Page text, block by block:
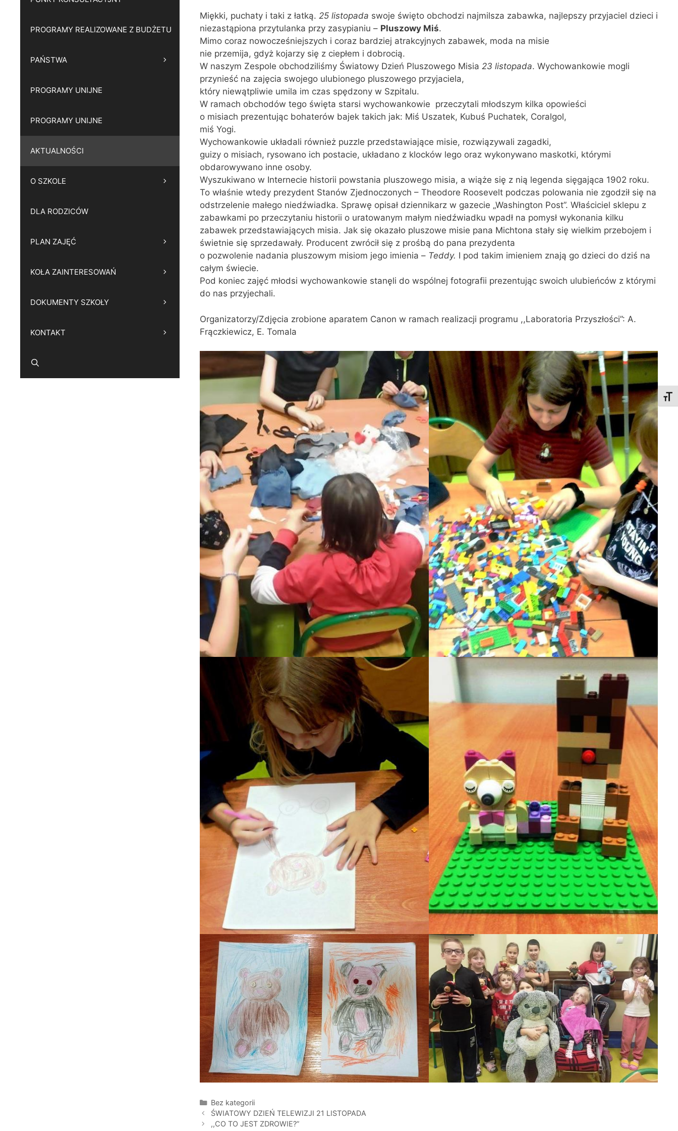
Miękki, puchaty i taki z łatką. 25 listopada swoje święto obchodzi najmilsza zabawka, najlepszy przyjaciel dzieci i
niezastąpiona przytulanka przy zasypianiu – Pluszowy Miś.
Mimo coraz nowocześniejszych i coraz bardziej atrakcyjnych zabawek, moda na misie
nie przemija, gdyż kojarzy się z ciepłem i dobrocią.
W naszym Zespole obchodziliśmy Światowy Dzień Pluszowego Misia 23 listopada. Wychowankowie mogli
przynieść na zajęcia swojego ulubionego pluszowego przyjaciela,
który niewątpliwie umila im czas spędzony w Szpitalu.
W ramach obchodów tego święta starsi wychowankowie przeczytali młodszym kilka opowieści
o misiach prezentując bohaterów bajek takich jak: Miś Uszatek, Kubuś Puchatek, Coralgol,
miś Yogi.
Wychowankowie układali również puzzle przedstawiające misie, rozwiązywali zagadki,
guizy o misiach, rysowano ich postacie, układano z klocków lego oraz wykonywano maskotki, którymi
obdarowywano inne osoby.
Wyszukiwano w Internecie historii powstania pluszowego misia, a wiąże się z nią legenda sięgająca 1902 roku.
To właśnie wtedy prezydent Stanów Zjednoczonych – Theodore Roosevelt podczas polowania nie zgodził się na
odstrzelenie małego niedźwiadka. Sprawę opisał dziennikarz w gazecie „Washington Post”. Właściciel sklepu z
zabawkami po przeczytaniu historii o uratowanym małym niedźwiadku wpadł na pomysł wykonania kilku
zabawek przedstawiających misia. Jak się okazało pluszowe misie pana Michtona stały się wielkim przebojem i
świetnie się sprzedawały. Producent zwrócił się z prośbą do pana prezydenta
o pozwolenie nadania pluszowym misiom jego imienia – Teddy. I pod takim imieniem znają go dzieci do dziś na
całym świecie.
Pod koniec zajęć młodsi wychowankowie stanęli do wspólnej fotografii prezentując swoich ulubieńców z którymi
do nas przyjechali.
Organizatorzy/Zdjęcia zrobione aparatem Canon w ramach realizacji programu ,,Laboratoria Przyszłości”: A.
Frączkiewicz, E. Tomala
Kategorie
Bez kategorii
ŚWIATOWY DZIEŃ TELEWIZJI 21 LISTOPADA
,,CO TO JEST ZDROWIE?”
PROGRAMY REALIZOWANE Z BUDŻETU
PAŃSTWA
PROGRAMY UNIJNE
PROGRAMY UNIJNE
AKTUALNOŚCI
O SZKOLE
DLA RODZICÓW
PLAN ZAJĘĆ
KOŁA ZAINTERESOWAŃ
DOKUMENTY SZKOŁY
KONTAKT